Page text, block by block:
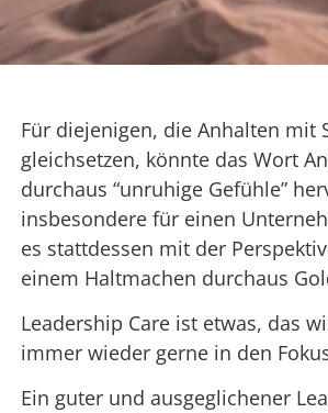
Für diejenigen, die Anhalten mit
gleichsetzen, könnte das Wort
durchaus “unruhige Gefühle”
insbesondere für einen
es stattdessen mit der
einem Haltmachen durchaus
Leadership Care ist etwas, das
immer wieder gerne in den
Ein guter und ausgeglichener